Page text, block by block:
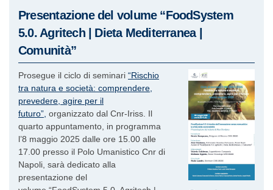
Presentazione del volume “FoodSystem
5.0. Agritech | Dieta Mediterranea |
Comunità”
Prosegue il ciclo di seminari “Rischio
tra natura e società: comprendere,
prevedere, agire per il
futuro”, organizzato dal Cnr-Iriss. Il
quarto appuntamento, in programma
l’8 maggio 2025 dalle ore 15.00 alle
17.00 presso il Polo Umanistico Cnr di
Napoli, sarà dedicato alla
presentazione del